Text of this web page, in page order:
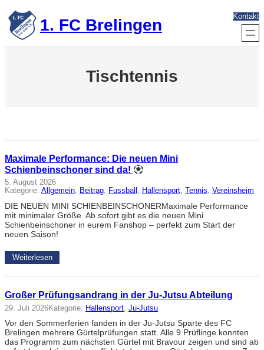
Zum
Inhalt
springen 1. FC Brelingen Kontakt
Tischtennis
Maximale Performance: Die neuen Mini
Schienbeinschoner sind da!
5. August 2026
Kategorie: Allgemein, Beitrag, Fussball , Hallensport, Tennis, Vereinsheim
DIE NEUEN MINI SCHIENBEINSCHONERMaximale Performance
mit minimaler Größe. Ab sofort gibt es die neuen Mini
Schienbeinschoner in eurem Fanshop – perfekt zum Start der
neuen Saison!
Weiterlesen
Großer Prüfungsandrang in der Ju-Jutsu Abteilung
29. Juli 2026Kategorie: Hallensport Ju-Jutsu
Vor den Sommerferien fanden in der Ju-Jutsu Sparte des FC
Brelingen mehrere Gürtelprüfungen statt. Alle 9 Prüflinge konnten
das Programm zum nächsten Gürtel mit Bravour zeigen und sind ab